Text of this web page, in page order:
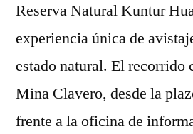
Reserva Natural Kuntur
experiencia única de
estado natural. El recorrido
Mina Clavero, desde la
frente a la oficina de